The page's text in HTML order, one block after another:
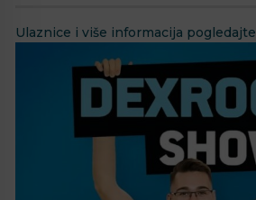
Ulaznice i više informacija pogledajte